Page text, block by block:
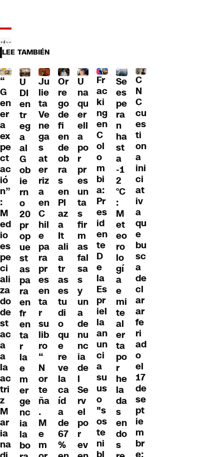
LEE TAMBIÉN
“
G
en
er
a
ex
pe
ct
ac
ió
n”
:
M
ed
io
es
pe
ci
ali
za
do
de
st
ac
a
a
la
ac
tri
z
M
ar
ia
na
U
DI
en
tr
eg
a
al
G
ob
ie
rn
o
20
pr
op
ue
st
as
pa
ra
en
fr
en
ta
r
la
e
m
er
ge
nc
ia
la
bo
Ju
lie
ta
Ve
ne
ga
s
at
er
riz
a
en
C
hil
e
pa
ra
pr
es
en
ta
r
su
lib
ro
“
N
or
te
ña
.
M
e
m
Or
re
go
de
fi
en
de
ob
ra
s
en
Pl
az
a
It
ali
a
tr
as
es
tu
di
o
qu
e
re
ve
la
ca
íd
a
de
67
%
U
na
qu
er
ell
a
po
r
pr
es
un
ta
s
fir
m
as
fal
sa
s
y
un
a
de
nu
nc
ia
de
l
Se
rv
el
po
r
ev
Fr
ac
ki
ng
en
C
ol
o
m
bi
a:
Pr
es
id
en
te
D
e
la
Es
pr
iel
la
an
un
ci
a
su
us
o
"s
os
te
ni
Se
es
pe
ra
n
ha
st
a
-1
2
°C
:
M
et
eo
ro
lo
gí
a
e
mi
te
al
er
ta
po
r
he
la
da
s
en
do
s
C
N
C
cu
es
ti
on
a
ini
ci
at
iv
a
qu
e
bu
sc
a
de
cl
ar
ar
fe
ri
ad
o
el
17
de
se
pt
ie
m
br